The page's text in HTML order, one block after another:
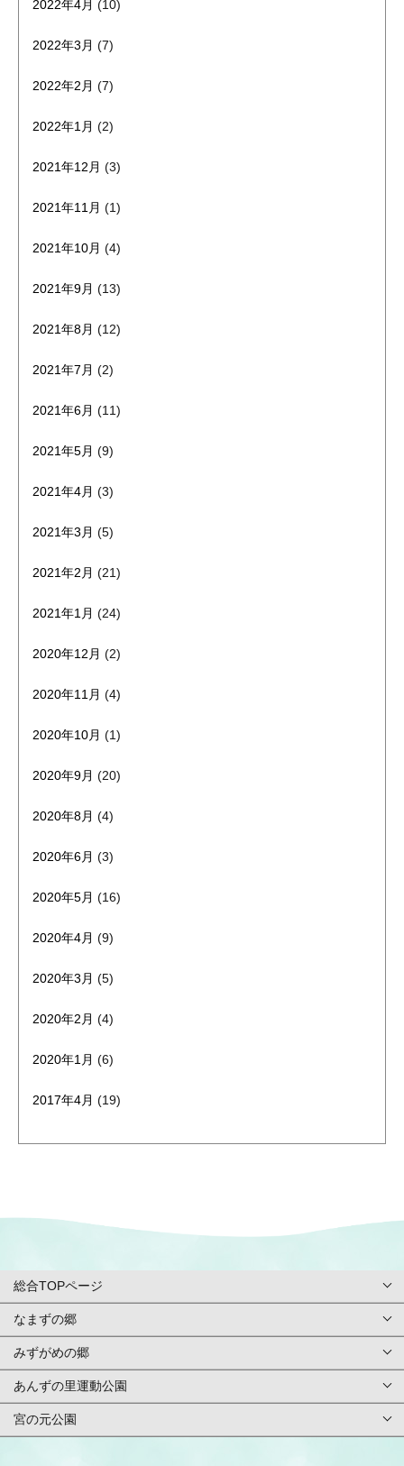
2022年4月 (10)
2022年3月 (7)
2022年2月 (7)
2022年1月 (2)
2021年12月 (3)
2021年11月 (1)
2021年10月 (4)
2021年9月 (13)
2021年8月 (12)
2021年7月 (2)
2021年6月 (11)
2021年5月 (9)
2021年4月 (3)
2021年3月 (5)
2021年2月 (21)
2021年1月 (24)
2020年12月 (2)
2020年11月 (4)
2020年10月 (1)
2020年9月 (20)
2020年8月 (4)
2020年6月 (3)
2020年5月 (16)
2020年4月 (9)
2020年3月 (5)
2020年2月 (4)
2020年1月 (6)
2017年4月 (19)
総合TOPページ
総合TOPページ
利用案内・申請
ご予約方法
なまずの郷
TOPページ
基本情報
みずがめの郷
TOPページ
基本情報
あんずの里運動公園
TOPページ
宮の元公園